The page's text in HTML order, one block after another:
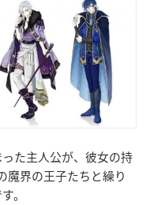
た主人公が、彼女の持
魔界の王子たちと繰り
。